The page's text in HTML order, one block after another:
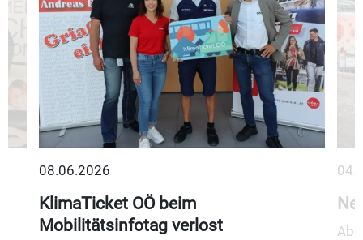
08.06.2026
KlimaTicket OÖ beim
Mobilitätsinfotag verlost
Ab